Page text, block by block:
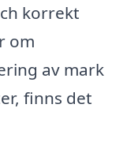
korrekt
om
av mark
finns det